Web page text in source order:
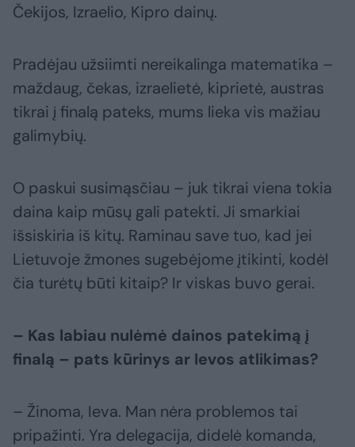
Čekijos, Izraelio, Kipro dainų.
Pradėjau užsiimti nereikalinga matematika –
maždaug, čekas, izraelietė, kiprietė, austras
tikrai į finalą pateks, mums lieka vis mažiau
galimybių.
O paskui susimąsčiau – juk tikrai viena tokia
daina kaip mūsų gali patekti. Ji smarkiai
išsiskiria iš kitų. Raminau save tuo, kad jei
Lietuvoje žmones sugebėjome įtikinti, kodėl
čia turėtų būti kitaip? Ir viskas buvo gerai.
– Kas labiau nulėmė dainos patekimą į
finalą – pats kūrinys ar Ievos atlikimas?
– Žinoma, Ieva. Man nėra problemos tai
pripažinti. Yra delegacija, didelė komanda,